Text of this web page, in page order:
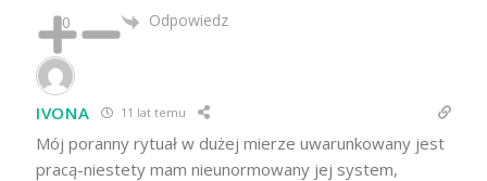
0 Odpowiedz
IVONA 11 lat temu
Mój poranny rytuał w dużej mierze uwarunkowany jest
pracą-niestety mam nieunormowany jej system,